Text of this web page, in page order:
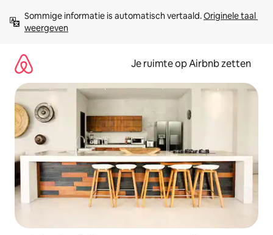
direct
naar
Sommige informatie is automatisch vertaald. Originele taal
weergeven
Je ruimte op Airbnb zetten